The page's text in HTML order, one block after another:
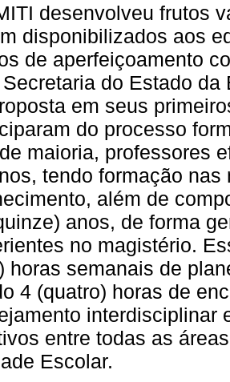
desenvolveu frutos
disponibilizados aos
de aperfeiçoamento
do Estado
em seus
do processo
maioria, professores
tendo formação
além de
anos, de forma
no magistério.
horas semanais de
4 (quatro) horas de
interdisciplinar
entre todas as
Escolar.